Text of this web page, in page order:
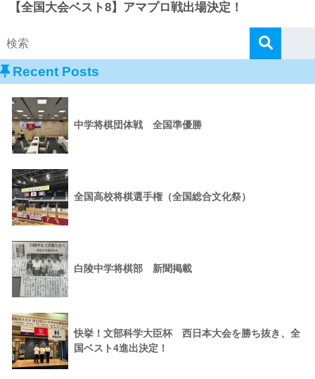
【全国大会ベスト8】アマプロ戦出場決定！
Recent Posts
中学将棋団体戦 全国準優勝
全国高校将棋選手権（全国総合文化祭）
白陵中学将棋部 新聞掲載
快挙！文部科学大臣杯 西日本大会を勝ち抜き、全
国ベスト4進出決定！